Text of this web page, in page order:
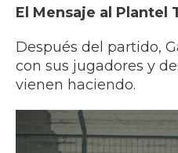
El Mensaje al Plantel
Después del partido,
con sus jugadores y
vienen haciendo.